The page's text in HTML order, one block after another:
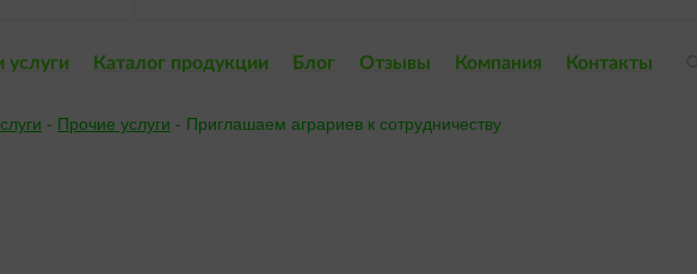
услуги Каталог продукции Блог Отзывы Компания Контакты
- Прочие услуги - Приглашаем аграриев к сотрудничеству